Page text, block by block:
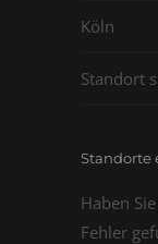
Köln
Standort
Standorte
Haben
Fehler